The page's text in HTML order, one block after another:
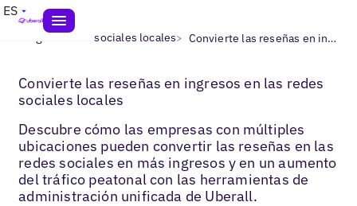
ES
Blogs> Redes sociales locales> Convierte las reseñas en ingresos en las redes sociales locales
Convierte las reseñas en ingresos en las redes
sociales locales
Descubre cómo las empresas con múltiples
ubicaciones pueden convertir las reseñas en las
redes sociales en más ingresos y en un aumento
del tráfico peatonal con las herramientas de
administración unificada de Uberall.